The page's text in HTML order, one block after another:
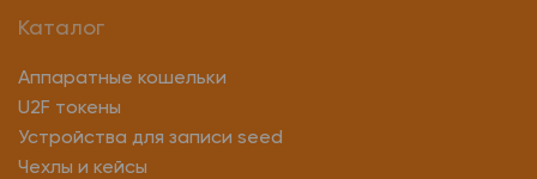
Каталог
Аппаратные кошельки
U2F токены
Устройства для записи seed
Чехлы и кейсы